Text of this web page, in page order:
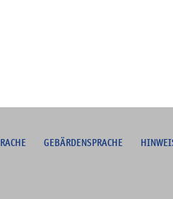
GEBÄRDENSPRACHE